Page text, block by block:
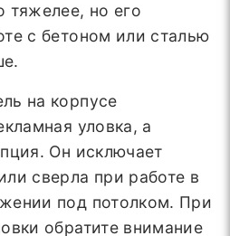
тяжелее, но его
с бетоном или сталью
на корпусе
уловка, а
Он исключает
сверла при работе в
под потолком. При
обратите внимание